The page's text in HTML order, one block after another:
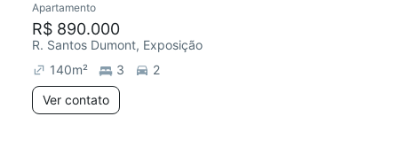
Apartamento
R$ 890.000
R. Santos Dumont, Exposição
140m² 3
2
Ver contato